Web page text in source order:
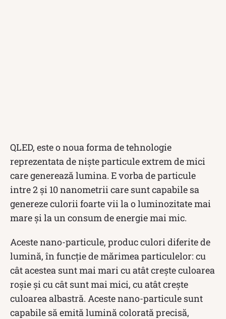
QLED, este o noua forma de tehnologie
reprezentata de niște particule extrem de mici
care generează lumina. E vorba de particule
intre 2 și 10 nanometrii care sunt capabile sa
genereze culorii foarte vii la o luminozitate mai
mare și la un consum de energie mai mic.
Aceste nano-particule, produc culori diferite de
lumină, în funcție de mărimea particulelor: cu
cât acestea sunt mai mari cu atât crește culoarea
roșie și cu cât sunt mai mici, cu atât crește
culoarea albastră. Aceste nano-particule sunt
capabile să emită lumină colorată precisă,